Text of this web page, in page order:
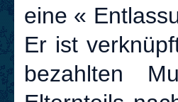
eine «
Er ist
bezahlten